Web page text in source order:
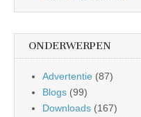
ONDERWERPEN
Advertentie (87)
Blogs (99)
Downloads (167)